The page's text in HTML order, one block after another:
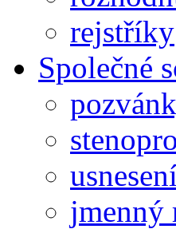
rejstříky
Společné
jmenný